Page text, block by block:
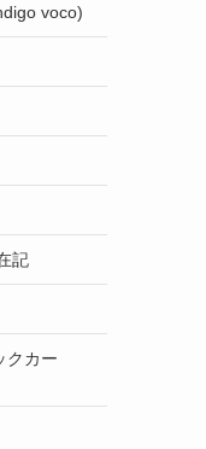
voco)
記
クカー